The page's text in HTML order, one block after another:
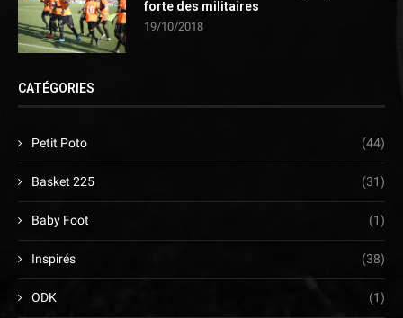
forte des militaires
19/10/2018
CATÉGORIES
Petit Poto (44)
Basket 225 (31)
Baby Foot (1)
Inspirés (38)
ODK (1)